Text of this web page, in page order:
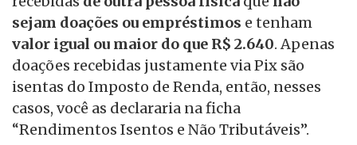
sejam doações ou empréstimos e tenham
valor igual ou maior do que R$ 2.640. Apenas
doações recebidas justamente via Pix são
isentas do Imposto de Renda, então, nesses
casos, você as declararia na ficha
“Rendimentos Isentos e Não Tributáveis”.